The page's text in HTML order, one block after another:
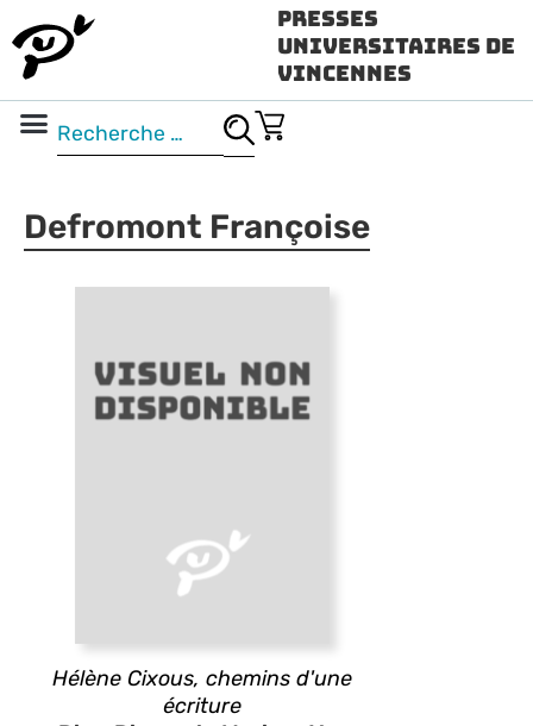
Presses
Universitaires de
Vincennes
Defromont Françoise
Hélène Cixous, chemins d'une
écriture